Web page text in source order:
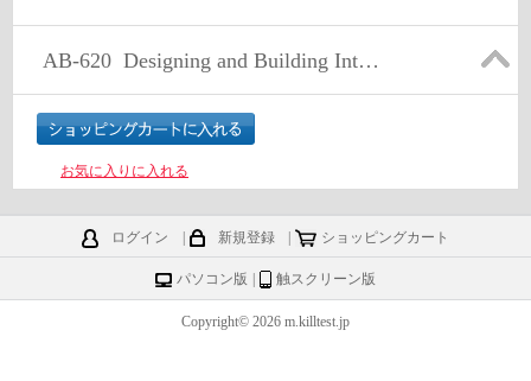
AB-620 Designing and Building Integrated AI Solutions in Copilot Studio
お気に入りに入れる
ログイン 新規登録 ショッピングカート
パソコン版 触スクリーン版
Copyright© 2026 m.killtest.jp